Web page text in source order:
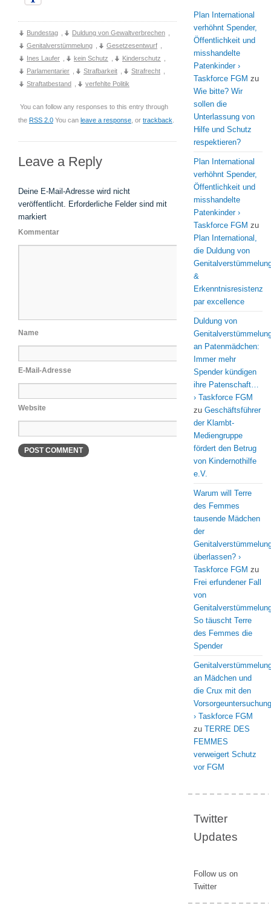
Bundestag Duldung von Gewaltverbrechen
Genitalverstümmelung
Gesetzesentwurf
Ines Laufer
kein Schutz Kinderschutz
Parlamentarier
Strafbarkeit Strafrecht
Straftatbestand
verfehlte Politik
You can follow any responses to this entry through
the RSS 2.0 You can leave a response , or trackback
Leave a Reply
Deine E-Mail-Adresse wird nicht
veröffentlicht. Erforderliche Felder sind mit
markiert
Kommentar
Name
E-Mail-Adresse
Website
Plan International
verhöhnt Spender,
Öffentlichkeit und
misshandelte
Patenkinder ›
Taskforce FGM zu
Wie bitte? Wir
sollen die
Unterlassung von
Hilfe und Schutz
respektieren?
Plan International
verhöhnt Spender,
Öffentlichkeit und
misshandelte
Patenkinder ›
Taskforce FGM zu
Plan International,
die Duldung von
&
Erkenntnisresistenz
par excellence
Duldung von
an Patenmädchen:
Immer mehr
Spender kündigen
ihre Patenschaft…
› Taskforce FGM
zu Geschäftsführer
der Klambt-
Mediengruppe
fördert den Betrug
von Kindernothilfe
e.V.
Warum will Terre
des Femmes
tausende Mädchen
der
überlassen? ›
Taskforce FGM zu
Frei erfundener Fall
von
So täuscht Terre
des Femmes die
Spender
an Mädchen und
die Crux mit den
› Taskforce FGM
zu TERRE DES
FEMMES
verweigert Schutz
vor FGM
Twitter
Updates
Follow us on
Twitter